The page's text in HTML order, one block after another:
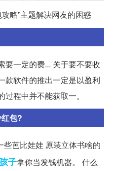
略”主题解决网友的困惑
要一定的费... 关于要不要收
款软件的推出一定是以盈利
程中并不能获取一。
包?
芭比娃娃 原装立体书啥的
子拿你当发钱机器。 什么